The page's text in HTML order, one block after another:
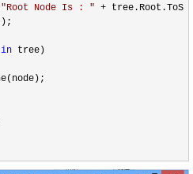
"Root Node Is : " +
in